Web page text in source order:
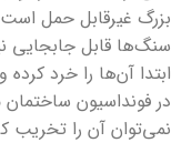
بزرگ غیرقابل حمل است.
سنگ‌ها قابل جابجایی
ابتدا آن‌ها را خرد
در فونداسیون ساختمان
نمی‌توان آن را تخریب